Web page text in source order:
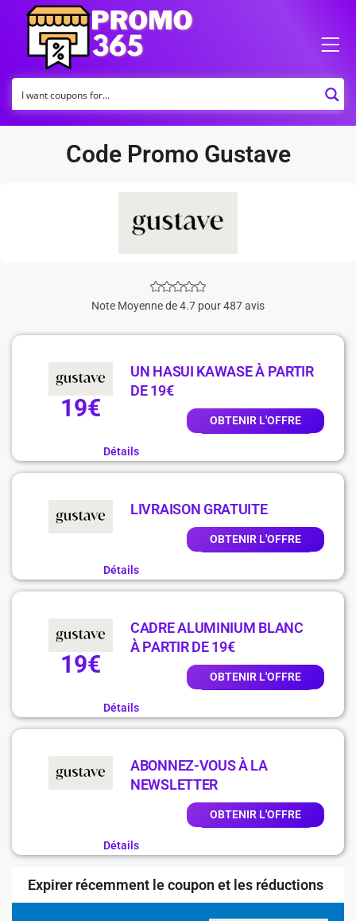
Code Promo Gustave
Note Moyenne de 4.7 pour 487 avis
19€
UN HASUI KAWASE À PARTIR
DE 19€
OBTENIR L'OFFRE
Détails
LIVRAISON GRATUITE
OBTENIR L'OFFRE
Détails
19€
CADRE ALUMINIUM BLANC
À PARTIR DE 19€
OBTENIR L'OFFRE
Détails
ABONNEZ-VOUS À LA
NEWSLETTER
OBTENIR L'OFFRE
Détails
Expirer récemment le coupon et les réductions